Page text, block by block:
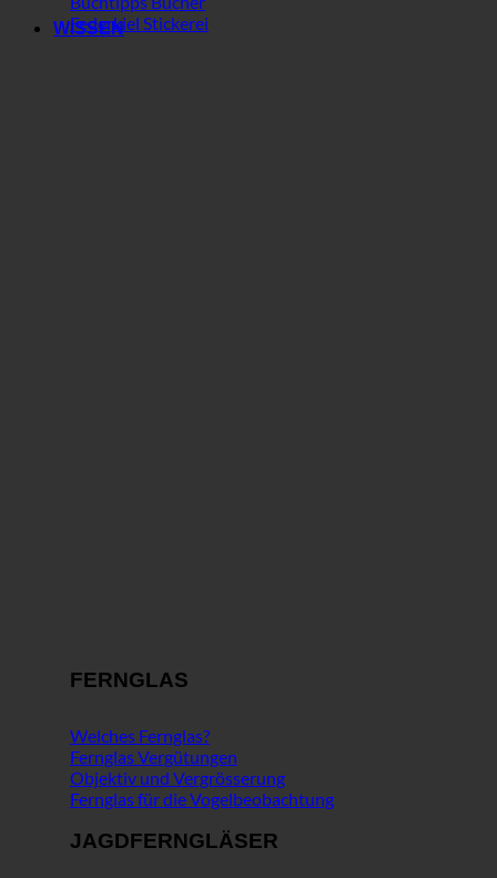
Federkiel Stickerei
WISSEN
FERNGLAS
Welches Fernglas?
Fernglas Vergütungen
Objektiv und Vergrösserung
Fernglas für die Vogelbeobachtung
JAGDFERNGLÄSER